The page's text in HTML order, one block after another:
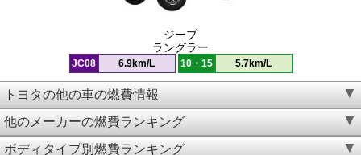
ジープ
ラングラー
JC08 6.9km/L 10・15 5.7km/L
トヨタの他の車の燃費情報
他のメーカーの燃費ランキング
ボディタイプ別燃費ランキング